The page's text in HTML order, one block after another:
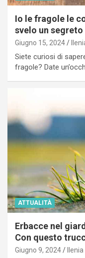
Io le fragole le
svelo un
Giugno 15, 2024
Siete curiosi di
fragole? Date
ATTUALITÀ
Erbacce nel
Con questo
Giugno 9, 2024